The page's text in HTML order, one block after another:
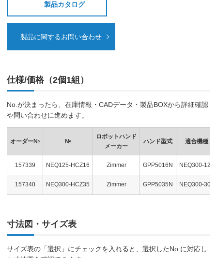
製品カタログ
製品に関するお問い合わせ
仕様/価格（2個1組）
No.が決まったら、在庫情報・CADデータ・製品BOXから詳細確認
や問い合わせに進めます。
オーダー№ №
ロボットハンド
メーカー
ハンド型式 適合機種
157339 NEQ125-HCZ16 Zimmer GPP5016N NEQ300-125
157340 NEQ300-HCZ35 Zimmer GPP5035N NEQ300-300
寸法図・サイズ表
サイズ表の「選択」にチェックを入れると、選択したNo.に対応し